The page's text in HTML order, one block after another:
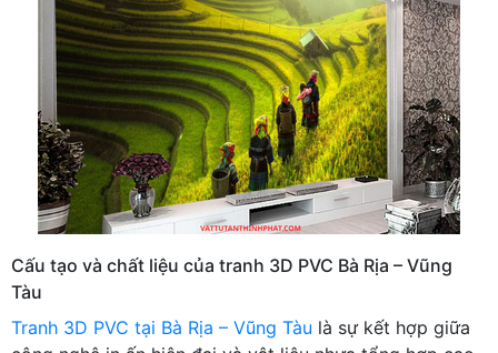
Cấu tạo và chất liệu của tranh 3D PVC Bà Rịa – Vũng
Tàu
Tranh 3D PVC tại Bà Rịa – Vũng Tàu là sự kết hợp giữa